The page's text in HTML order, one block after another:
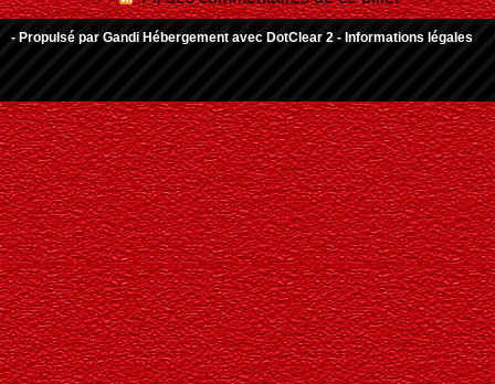
- Propulsé par Gandi Hébergement avec DotClear 2 - Informations légales